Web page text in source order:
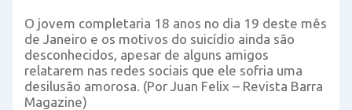
O jovem completaria 18 anos no dia 19 deste mês
de Janeiro e os motivos do suicídio ainda são
desconhecidos, apesar de alguns amigos
relatarem nas redes sociais que ele sofria uma
desilusão amorosa. (Por Juan Felix – Revista Barra
Magazine)